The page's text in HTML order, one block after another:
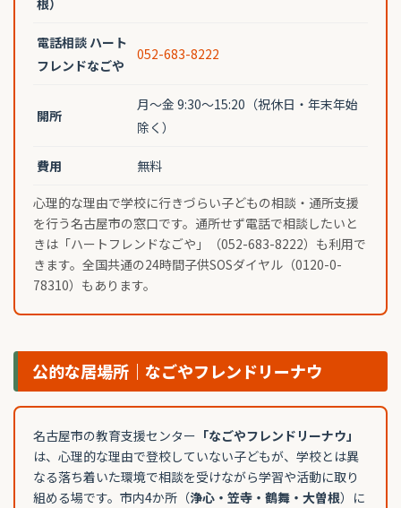
根）
電話相談 ハート
フレンドなごや
052-683-8222
開所
月〜金 9:30〜15:20（祝休日・年末年始
除く）
費用 無料
心理的な理由で学校に行きづらい子どもの相談・通所支援
を行う名古屋市の窓口です。通所せず電話で相談したいと
きは「ハートフレンドなごや」（052-683-8222）も利用で
きます。全国共通の24時間子供SOSダイヤル（0120-0-
78310）もあります。
公的な居場所｜なごやフレンドリーナウ
名古屋市の教育支援センター 「なごやフレンドリーナウ」
は、心理的な理由で登校していない子どもが、学校とは異
なる落ち着いた環境で相談を受けながら学習や活動に取り
組める場です。市内4か所（浄心・笠寺・鶴舞・大曽根）に